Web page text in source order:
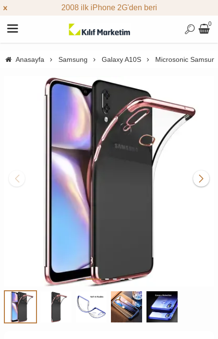
2008 ilk iPhone 2G'den beri
0
Anasayfa Samsung Galaxy A10S Microsonic